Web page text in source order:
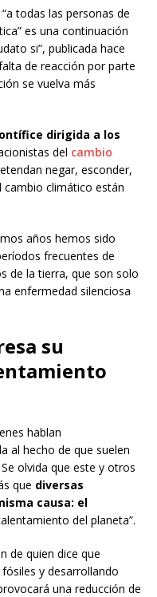
todas las personas de
es una continuación
si”, publicada hace
de reacción por parte
se vuelva más
dirigida a los
del cambio
negar, esconder,
cambio climático están
años hemos sido
frecuentes de
de la tierra, que son solo
enfermedad silenciosa
su
hablan
al hecho de que suelen
olvida que este y otros
que diversas
causa: el
del planeta”.
de quien dice que
y desarrollando
una reducción de